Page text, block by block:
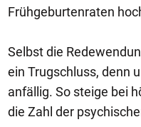
Frühgeburtenraten
Selbst die
ein Trugschluss, denn
anfällig. So steige bei
die Zahl der